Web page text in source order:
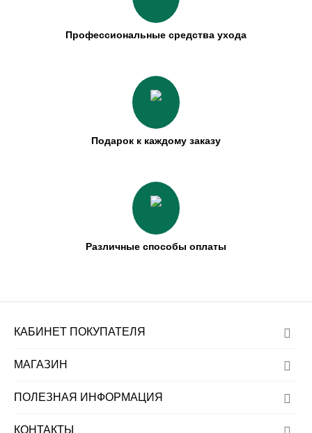
Профессиональные средства ухода
Подарок к каждому заказу
Различные способы оплаты
КАБИНЕТ ПОКУПАТЕЛЯ
МАГАЗИН
ПОЛЕЗНАЯ ИНФОРМАЦИЯ
КОНТАКТЫ